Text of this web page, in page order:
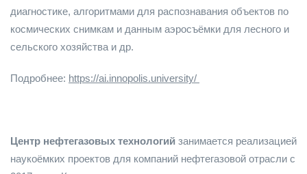
диагностике, алгоритмами для распознавания объектов по
космических снимкам и данным аэросъёмки для лесного и
сельского хозяйства и др.
Подробнее: https://ai.innopolis.university/
Центр нефтегазовых технологий занимается реализацией
наукоёмких проектов для компаний нефтегазовой отрасли с